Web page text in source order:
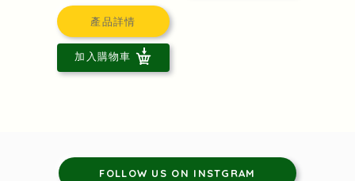
產品詳情
加入購物車
FOLLOW US ON INSTGRAM